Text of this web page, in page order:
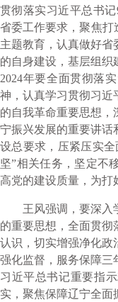
贯彻落实习近平总书
省委工作要求，聚焦打
主题教育，认真做好省
的自身建设，基层组织
2024年要全面贯彻落
神，认真学习贯彻习近
的自我革命重要思想，
宁振兴发展的重要讲话
设总要求，压紧压实
坚”相关任务，坚定不
高党的建设质量，为打
王风强调，要深入学
的重要思想，全面贯彻
认识，切实增强净化政
强化监督，服务保障三
习近平总书记重要指
实，聚焦保障辽宁全